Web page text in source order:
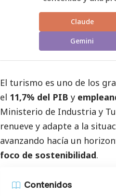
Claude
Gemini
El turismo es uno de los
el 11,7% del PIB y
Ministerio de Industria y
renueve y adapte a la
avanzando hacía un
foco de sostenibilidad.
Contenidos